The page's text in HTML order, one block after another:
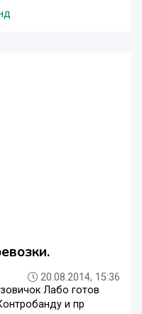
20.08.2014, 15:36
Лабо готов
и пр